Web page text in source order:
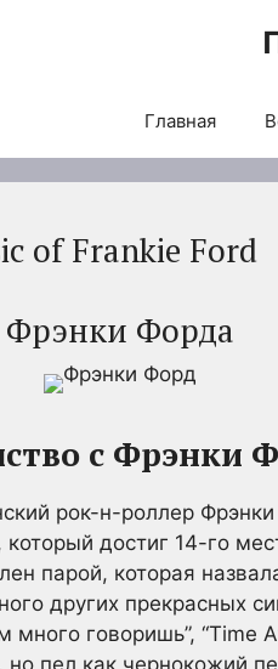
Главная
of Frankie Ford
Форда
с Фрэнки
рок-н-роллер
который достиг 14-го
парой, которая
других прекрасных
много говоришь”, “Time
но пел как чернокожий